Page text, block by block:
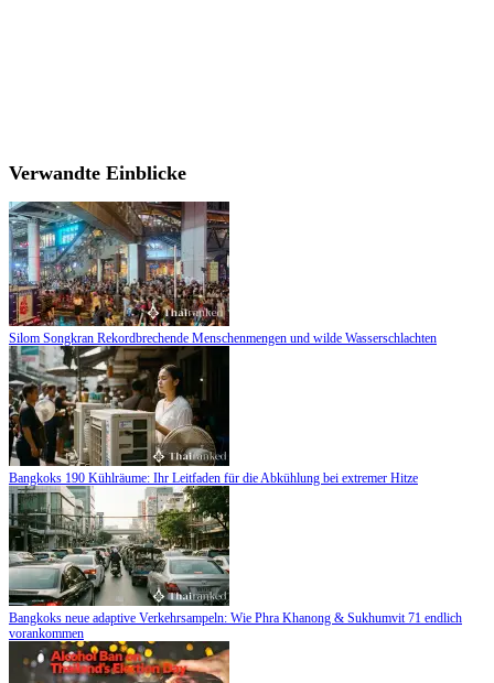
Verwandte Einblicke
Silom Songkran Rekordbrechende Menschenmengen und wilde Wasserschlachten
Bangkoks 190 Kühlräume: Ihr Leitfaden für die Abkühlung bei extremer Hitze
Bangkoks neue adaptive Verkehrsampeln: Wie Phra Khanong & Sukhumvit 71 endlich
vorankommen